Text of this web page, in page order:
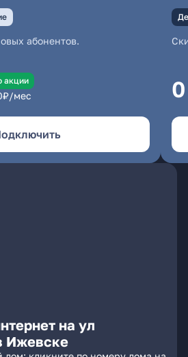
абонентов.
акции
₽/мес 0
на ул
Ижевске